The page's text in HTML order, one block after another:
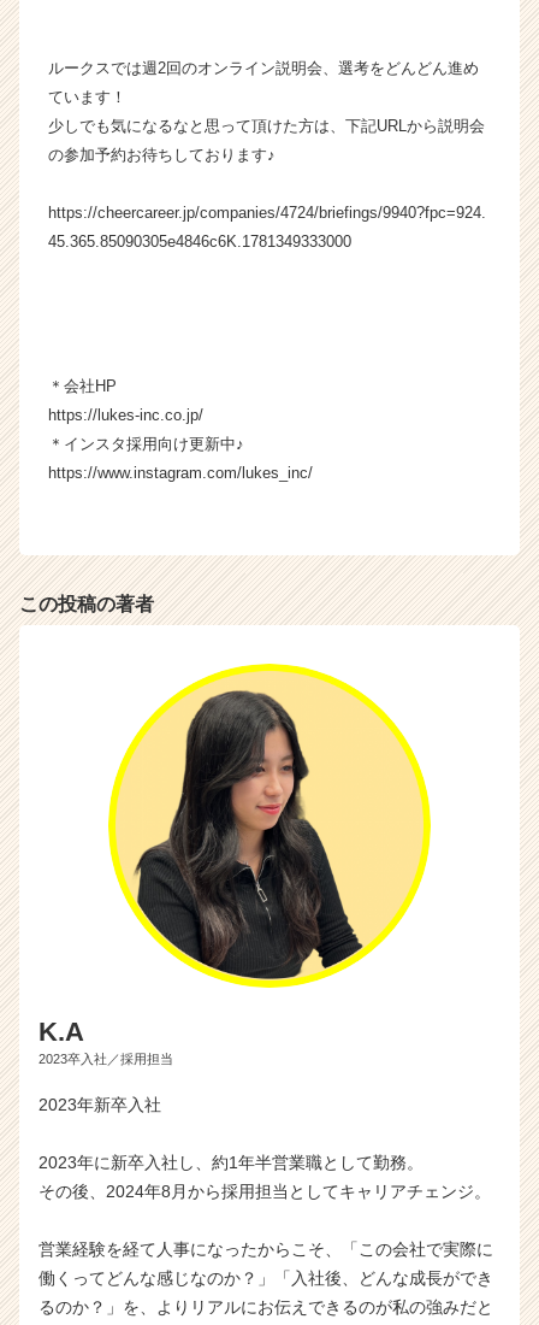
ルークスでは週2回のオンライン説明会、選考をどんどん進め
ています！
少しでも気になるなと思って頂けた方は、下記URLから説明会
の参加予約お待ちしております♪
https://cheercareer.jp/companies/4724/briefings/9940?fpc=924.
45.365.85090305e4846c6K.1781349333000
＊会社HP
https://lukes-inc.co.jp/
＊インスタ採用向け更新中♪
https://www.instagram.com/lukes_inc/
この投稿の著者
K.A
2023卒入社／採用担当
2023年新卒入社
2023年に新卒入社し、約1年半営業職として勤務。
その後、2024年8月から採用担当としてキャリアチェンジ。
営業経験を経て人事になったからこそ、「この会社で実際に
働くってどんな感じなのか？」「入社後、どんな成長ができ
るのか？」を、よりリアルにお伝えできるのが私の強みだと